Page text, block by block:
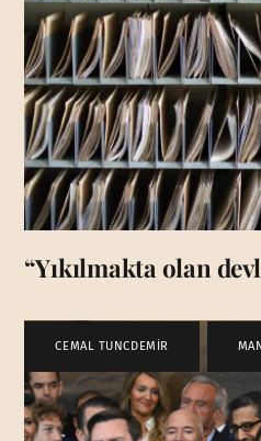
“Yıkılmakta olan
CEMAL TUNCDEMİR